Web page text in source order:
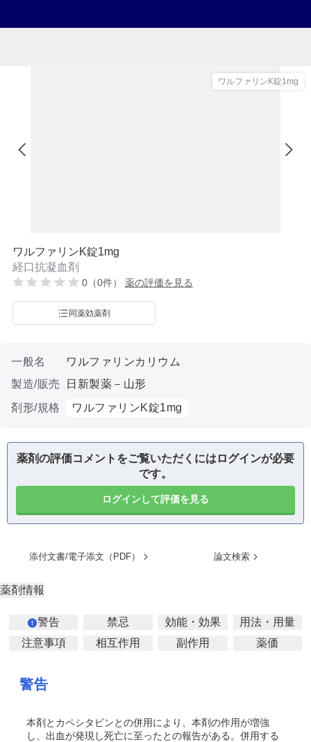
ワルファリンK錠1mg
ワルファリンK錠1mg
経口抗凝血剤
0（0件） 薬の評価を見る
同薬効薬剤
一般名
ワルファリンカリウム
製造/販売
日新製薬－山形
剤形/規格
ワルファリンK錠1mg
薬剤の評価コメントをご覧いただくにはログインが必要
です。
ログインして評価を見る
添付文書/電子添文（PDF） 論文検索
薬剤情報
警告 禁忌 効能・効果
用法・用量
注意事項
相互作用 副作用 薬価
警告
本剤とカペシタビンとの併用により、本剤の作用が増強
し、出血が発現し死亡に至ったとの報告がある。併用する